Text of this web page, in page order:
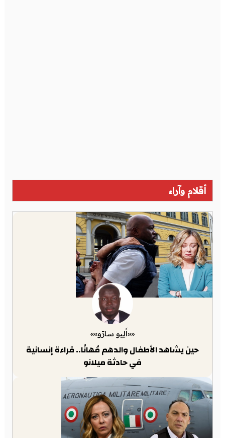
أقلام وآراء
««أَلِيو سارّو»»
حين يشاهد الأطفال والدهم مُهانًا.. قراءة إنسانية
في حادثة ميلانو